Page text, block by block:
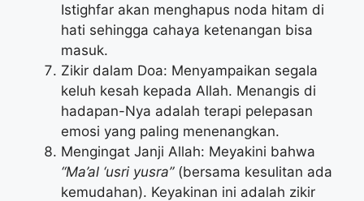
Istighfar akan menghapus noda hitam di
hati sehingga cahaya ketenangan bisa
masuk.
Zikir dalam Doa: Menyampaikan segala
keluh kesah kepada Allah. Menangis di
hadapan-Nya adalah terapi pelepasan
emosi yang paling menenangkan.
Mengingat Janji Allah: Meyakini bahwa
“Ma’al ‘usri yusra”(bersama kesulitan ada
kemudahan). Keyakinan ini adalah zikir